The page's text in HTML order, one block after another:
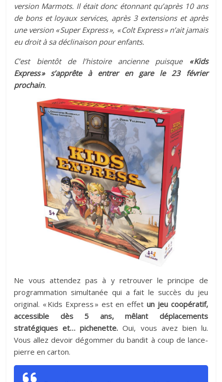
version Marmots. Il était donc étonnant qu’après 10 ans
de bons et loyaux services, après 3 extensions et après
une version « Super Express », « Colt Express » n’ait jamais
eu droit à sa déclinaison pour enfants.
C’est bientôt de l’histoire ancienne puisque « Kids
Express » s’apprête à entrer en gare le 23 février
prochain.
Ne vous attendez pas à y retrouver le principe de
programmation simultanée qui a fait le succès du jeu
original. « Kids Express » est en effetun jeu coopératif,
accessible dès 5 ans, mêlant déplacements
stratégiques et… pichenette. Oui, vous avez bien lu.
Vous allez devoir dégommer du bandit à coup de lance-
pierre en carton.